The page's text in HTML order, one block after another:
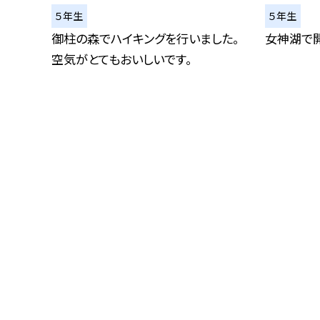
５年生
御柱の森でハイキングを行いました。
空気がとてもおいしいです。
５年生
女神湖で